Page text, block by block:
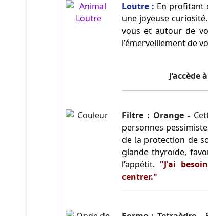
Loutre : En profitant
une joyeuse
vous et autour de
l’émerveillement de
Filtre : Orange -
personnes
de la protection de
glande thyroïde,
l’appétit. "J'ai
centrer."